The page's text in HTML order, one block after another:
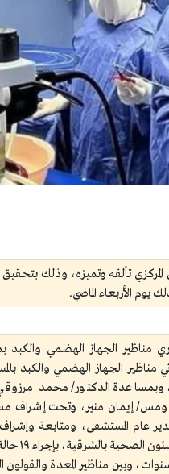
تألقه وتميزه، وذلك
مناظير الجهاز الهضمي
الجهاز الهضمي والكبد
وبمساعدة الدكتور/ محمد
إيمان منير، وتحت إشراف
عام المستشفى، ومتابعة
الخدمات
وبين مناظير المعدة